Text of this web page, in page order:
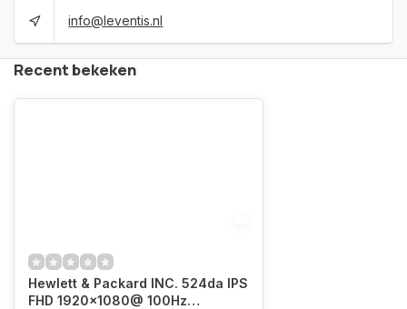
info@leventis.nl
Recent bekeken
Hewlett & Packard INC. 524da IPS
FHD 1920x1080@ 100Hz